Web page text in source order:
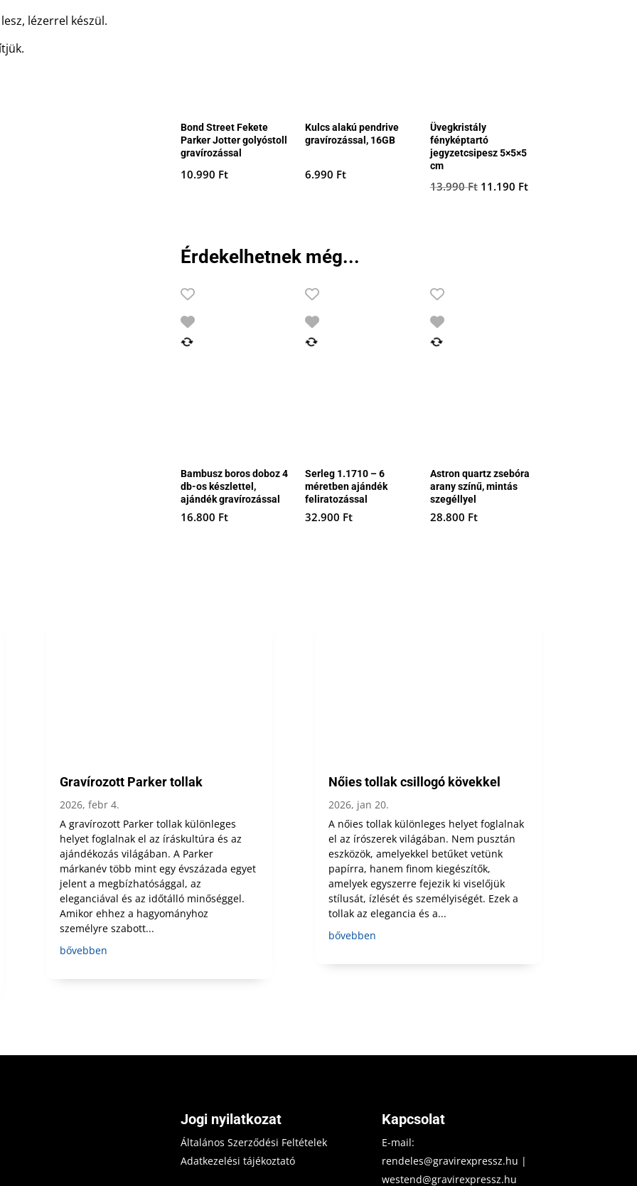
lézerrel készül.
Bond Street Fekete
Parker Jotter golyóstoll
gravírozással
10.990 Ft
Kulcs alakú pendrive
gravírozással, 16GB
6.990 Ft
Üvegkristály
fényképtartó
jegyzetcsipesz 5×5×5
cm
13.990Ft Original
11.190 FtCurrent
Érdekelhetnek még...
Bambusz boros doboz 4
db-os készlettel,
ajándék gravírozással
16.800 Ft
Serleg 1.1710 – 6
méretben ajándék
feliratozással
32.900 Ft
Astron quartz zsebóra
arany színű, mintás
szegéllyel
28.800 Ft
Gravírozott Parker tollak
2026, febr 4.
A gravírozott Parker tollak különleges
helyet foglalnak el az íráskultúra és az
ajándékozás világában. A Parker
márkanév több mint egy évszázada egyet
jelent a megbízhatósággal, az
eleganciával és az időtálló minőséggel.
Amikor ehhez a hagyományhoz
személyre szabott...
bővebben
Nőies tollak csillogó kövekkel
2026, jan 20.
A nőies tollak különleges helyet foglalnak
el az írószerek világában. Nem pusztán
eszközök, amelyekkel betűket vetünk
papírra, hanem finom kiegészítők,
amelyek egyszerre fejezik ki viselőjük
stílusát, ízlését és személyiségét. Ezek a
tollak az elegancia és a...
bővebben
Jogi nyilatkozat
Általános Szerződési Feltételek
Adatkezelési tájékoztató
Kapcsolat
E-mail:
rendeles@gravirexpressz.hu |
westend@gravirexpressz.hu